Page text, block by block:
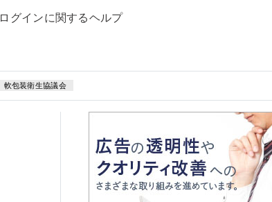
ログインに関するヘルプ
軟包装衛生協議会